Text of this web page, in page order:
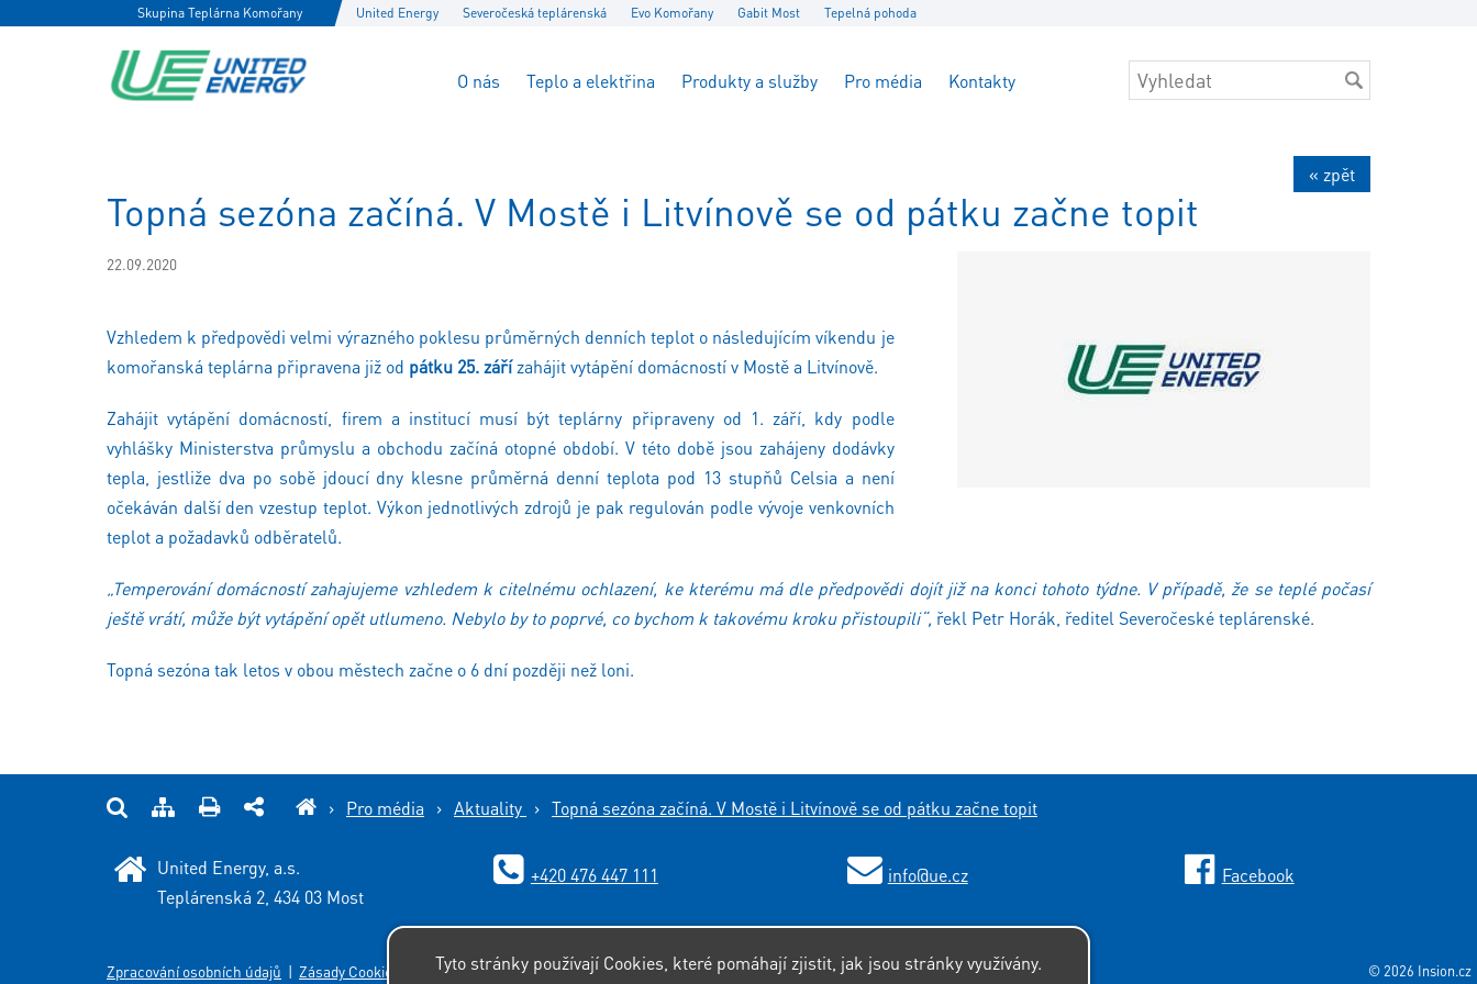
Skupina Teplárna Komořany United Energy Severočeská teplárenská Evo Komořany Gabit Most Tepelná pohoda
O nás Teplo a elektřina Produkty a služby Pro média Kontakty
« zpět
Topná sezóna začíná. V Mostě i Litvínově se od pátku začne topit
22.09.2020
Vzhledem k předpovědi velmi výrazného poklesu průměrných denních teplot o následujícím víkendu je
komořanská teplárna připravena již od pátku 25. zářízahájit vytápění domácností v Mostě a Litvínově.
Zahájit vytápění domácností, firem a institucí musí být teplárny připraveny od 1. září, kdy podle
vyhlášky Ministerstva průmyslu a obchodu začíná otopné období. V této době jsou zahájeny dodávky
tepla, jestliže dva po sobě jdoucí dny klesne průměrná denní teplota pod 13 stupňů Celsia a není
očekáván další den vzestup teplot. Výkon jednotlivých zdrojů je pak regulován podle vývoje venkovních
teplot a požadavků odběratelů.
„Temperování domácností zahajujeme vzhledem k citelnému ochlazení, ke kterému má dle předpovědi dojít již na konci tohoto týdne. V případě, že se teplé počasí
ještě vrátí, může být vytápění opět utlumeno. Nebylo by to poprvé, co bychom k takovému kroku přistoupili“, řekl Petr Horák, ředitel Severočeské teplárenské.
Topná sezóna tak letos v obou městech začne o 6 dní později než loni.
› Pro média › Aktuality › Topná sezóna začíná. V Mostě i Litvínově se od pátku začne topit
United Energy, a.s.
Teplárenská 2, 434 03 Most
+420 476 447 111 info@ue.cz Facebook
Zpracování osobních údajů | Zásady Cookies © 2026 Insion.cz
Tyto stránky používají Cookies, které pomáhají zjistit, jak jsou stránky využívány.